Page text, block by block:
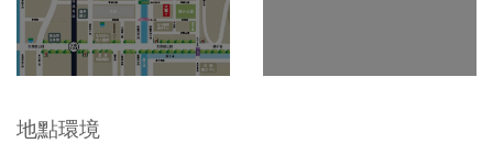
地點環境